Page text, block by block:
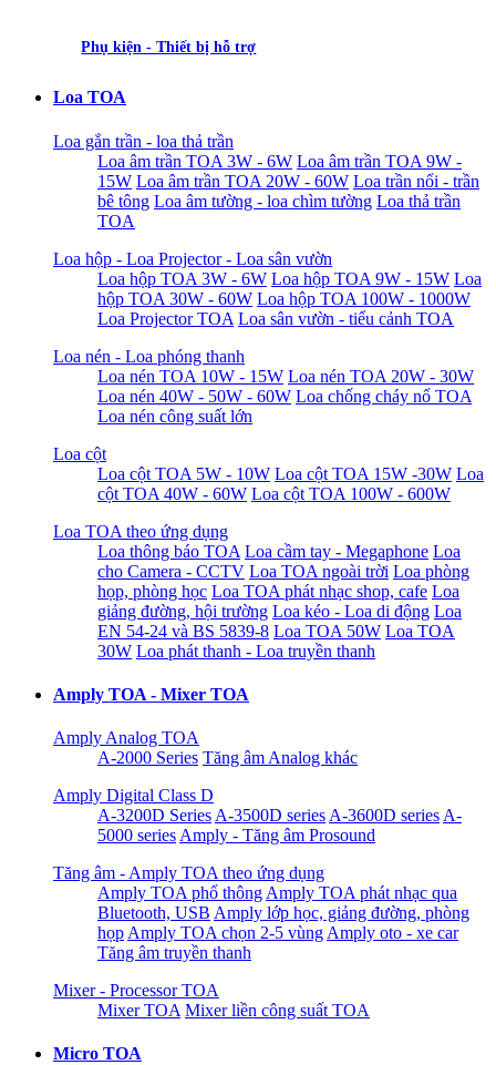
Phụ kiện - Thiết bị hỗ trợ
Loa TOA
Loa gắn trần - loa thả trần
Loa âm trần TOA 3W - 6W Loa âm trần TOA 9W -
15W Loa âm trần TOA 20W - 60W Loa trần nổi - trần
bê tông Loa âm tường - loa chìm tường Loa thả trần
TOA
Loa hộp - Loa Projector - Loa sân vườn
Loa hộp TOA 3W - 6W Loa hộp TOA 9W - 15W Loa
hộp TOA 30W - 60W Loa hộp TOA 100W - 1000W
Loa Projector TOA Loa sân vườn - tiểu cảnh TOA
Loa nén - Loa phóng thanh
Loa nén TOA 10W - 15W Loa nén TOA 20W - 30W
Loa nén 40W - 50W - 60W Loa chống cháy nổ TOA
Loa nén công suất lớn
Loa cột
Loa cột TOA 5W - 10W Loa cột TOA 15W -30W Loa
cột TOA 40W - 60W Loa cột TOA 100W - 600W
Loa TOA theo ứng dụng
Loa thông báo TOA Loa cầm tay - Megaphone Loa
cho Camera - CCTV Loa TOA ngoài trời Loa phòng
họp, phòng học Loa TOA phát nhạc shop, cafe Loa
giảng đường, hội trường Loa kéo - Loa di động Loa
EN 54-24 và BS 5839-8 Loa TOA 50W Loa TOA
30W Loa phát thanh - Loa truyền thanh
Amply TOA - Mixer TOA
Amply Analog TOA
A-2000 Series Tăng âm Analog khác
Amply Digital Class D
A-3200D Series A-3500D series A-3600D series A-
5000 series Amply - Tăng âm Prosound
Tăng âm - Amply TOA theo ứng dụng
Amply TOA phổ thông Amply TOA phát nhạc qua
Bluetooth, USB Amply lớp học, giảng đường, phòng
họp Amply TOA chọn 2-5 vùng Amply oto - xe car
Tăng âm truyền thanh
Mixer - Processor TOA
Mixer TOA Mixer liền công suất TOA
Micro TOA